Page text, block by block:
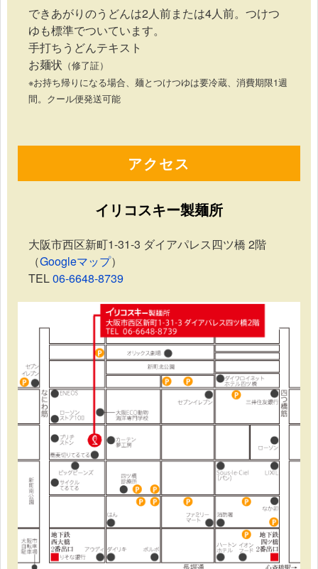
できあがりのうどんは2人前または4人前。つけつ
ゆも標準でついています。
手打ちうどんテキスト
お麺状 （修了証）
※お持ち帰りになる場合、麺とつけつゆは要冷蔵、消費期限1週
間。クール便発送可能
アクセス
イリコスキー製麺所
大阪市西区新町1-31-3 ダイアパレス四ツ橋 2階
（Googleマップ）
TEL06-6648-8739